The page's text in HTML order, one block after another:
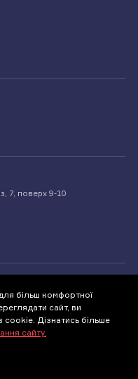
7, поверх 9-10
більш комфортної
сайт, ви
cookie. Дізнатись більше
сайту.